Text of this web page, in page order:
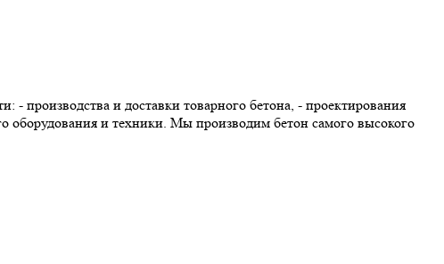
- производства и доставки товарного бетона, - проектирования
оборудования и техники. Мы производим бетон самого высокого